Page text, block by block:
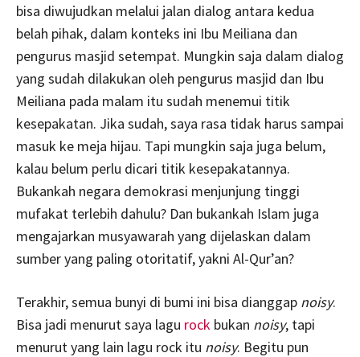
bisa diwujudkan melalui jalan dialog antara kedua
belah pihak, dalam konteks ini Ibu Meiliana dan
pengurus masjid setempat. Mungkin saja dalam dialog
yang sudah dilakukan oleh pengurus masjid dan Ibu
Meiliana pada malam itu sudah menemui titik
kesepakatan. Jika sudah, saya rasa tidak harus sampai
masuk ke meja hijau. Tapi mungkin saja juga belum,
kalau belum perlu dicari titik kesepakatannya.
Bukankah negara demokrasi menjunjung tinggi
mufakat terlebih dahulu? Dan bukankah Islam juga
mengajarkan musyawarah yang dijelaskan dalam
sumber yang paling otoritatif, yakni Al-Qur’an?
Terakhir, semua bunyi di bumi ini bisa dianggap noisy.
Bisa jadi menurut saya lagu rock bukan noisy, tapi
menurut yang lain lagu rock itu noisy. Begitu pun